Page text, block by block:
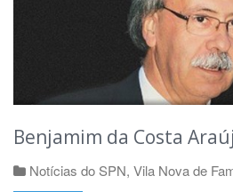
Benjamim da Costa
Notícias do SPN, Vila Nova de